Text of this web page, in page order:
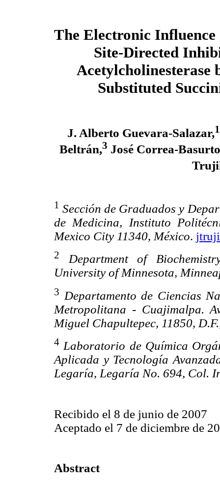
The Electronic Influence
Site-Directed
Acetylcholinesterase
Substituted
J. Alberto Guevara-Salazar,1
Beltrán,3 José Correa-
1 Sección de Graduados y
de Medicina, Instituto
Mexico City 11340, México.
2
Department of
University of Minnesota,
3 Departamento de Ciencias
Metropolitana - Cuajimalpa.
Miguel Chapultepec, 11850,
4 Laboratorio de Química
Aplicada y Tecnología
Legaría, Legaría No. 694, Col.
Recibido el 8 de junio de 2007
Aceptado el 7 de diciembre de
Abstract